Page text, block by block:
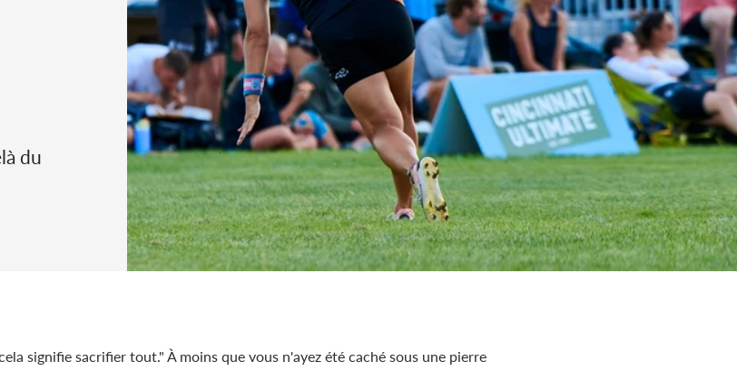
du
signifie sacrifier tout." À moins que vous n'ayez été caché sous une pierre